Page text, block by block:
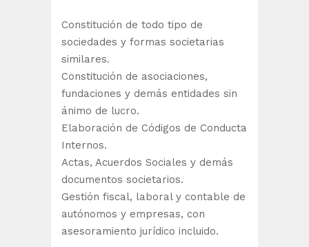
Constitución de todo tipo de
sociedades y formas societarias
similares.
Constitución de asociaciones,
fundaciones y demás entidades sin
ánimo de lucro.
Elaboración de Códigos de Conducta
Internos.
Actas, Acuerdos Sociales y demás
documentos societarios.
Gestión fiscal, laboral y contable de
autónomos y empresas, con
asesoramiento jurídico incluido.